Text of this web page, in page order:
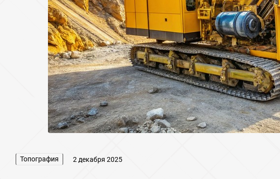
Топография 2 декабря 2025